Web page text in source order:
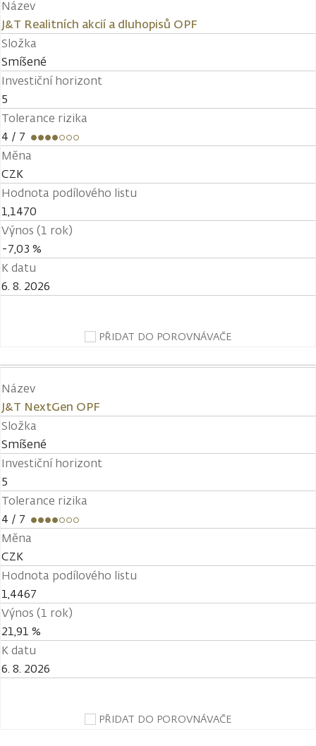
Název
J&T Realitních akcií a dluhopisů OPF
Složka
Smíšené
Investiční horizont
5
Tolerance rizika
4 / 7
Měna
CZK
Hodnota podílového listu
1,1470
Výnos (1 rok)
-7,03 %
K datu
6. 8. 2026
PŘIDAT DO POROVNÁVAČE
Název
J&T NextGen OPF
Složka
Smíšené
Investiční horizont
5
Tolerance rizika
4 / 7
Měna
CZK
Hodnota podílového listu
1,4467
Výnos (1 rok)
21,91 %
K datu
6. 8. 2026
PŘIDAT DO POROVNÁVAČE